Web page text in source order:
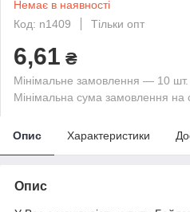
Немає в наявності
Код: n1409
Тільки опт
6,61 ₴
Мінімальне замовлення — 10 шт.
Мінімальна сума замовлення на
Опис Характеристики
Опис